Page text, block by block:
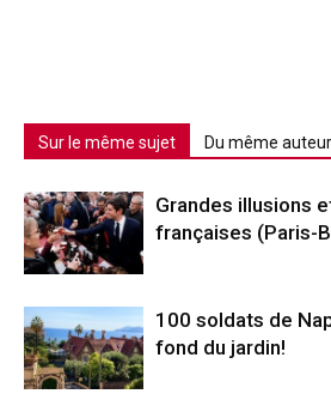
Sur le même sujet Du même auteur
Grandes illusions
françaises (Paris-
100 soldats de
fond du jardin!